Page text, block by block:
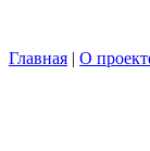
Главная | О